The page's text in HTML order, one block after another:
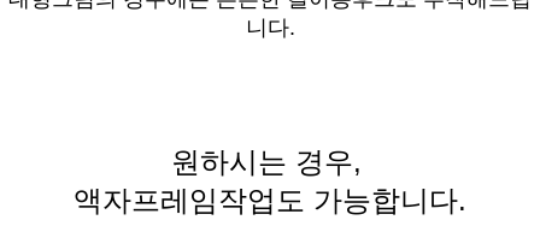
니다.
원하시는 경우,
액자프레임작업도 가능합니다.